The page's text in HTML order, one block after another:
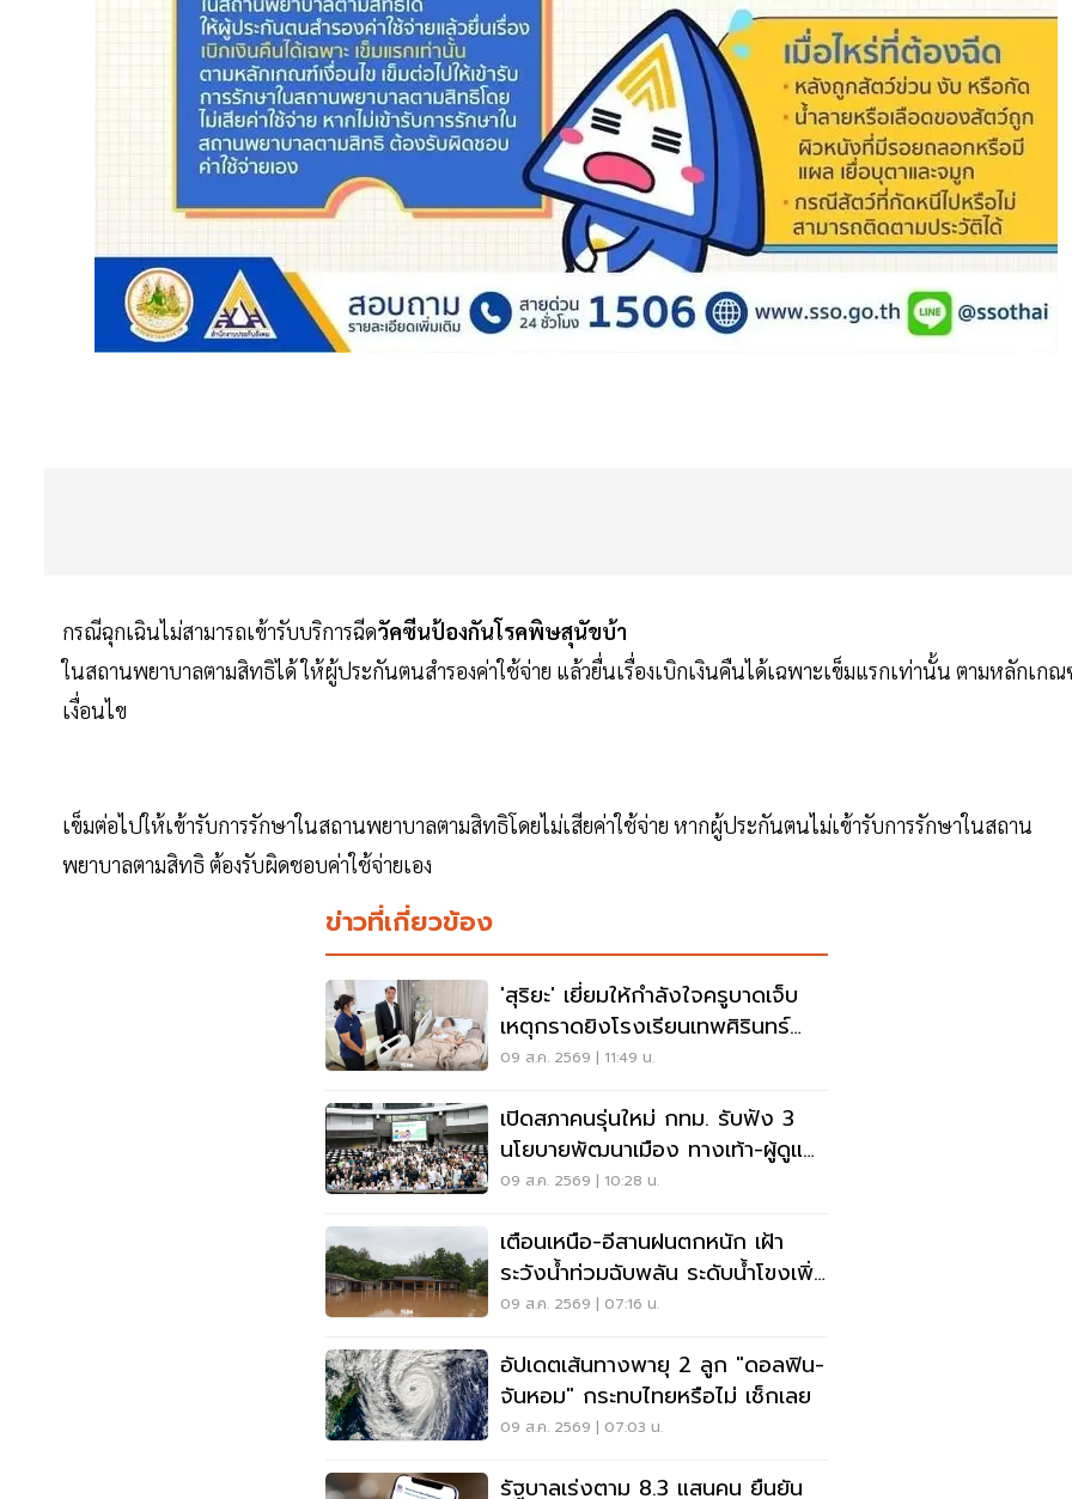
กรณีฉุกเฉินไม่สามารถเข้ารับบริการฉีดวัคซีนป้องกันโรคพิษสุนัขบ้า
ในสถานพยาบาลตามสิทธิได้ ให้ผู้ประกันตนสำรองค่าใช้จ่าย แล้วยื่นเรื่องเบิกเงินคืนได้เฉพาะเข็มแรกเท่านั้น ตามหลักเก
เงื่อนไข
เข็มต่อไปให้เข้ารับการรักษาในสถานพยาบาลตามสิทธิโดยไม่เสียค่าใช้จ่าย หากผู้ประกันตนไม่เข้ารับการรักษาในสถาน
พยาบาลตามสิทธิ ต้องรับผิดชอบค่าใช้จ่ายเอง
ข่าวที่เกี่ยวข้อง
'สุริยะ' เยี่ยมให้กำลังใจครูบาดเจ็บ
เหตุกราดยิงโรงเรียนเทพศิรินทร์
นนทบุรี
09 ส.ค. 2569 | 11:49 น.
เปิดสภาคนรุ่นใหม่ กทม. รับฟัง 3
นโยบายพัฒนาเมือง ทางเท้า-ผู้ดูแล
ออทิสติก-จักรยาน
09 ส.ค. 2569 | 10:28 น.
เตือนเหนือ-อีสานฝนตกหนัก เฝ้า
ระวังน้ำท่วมฉับพลัน ระดับน้ำโขงเพิ่ม
สูง
09 ส.ค. 2569 | 07:16 น.
อัปเดตเส้นทางพายุ 2 ลูก "ดอลฟิน-
จันหอม" กระทบไทยหรือไม่ เช็กเลย
09 ส.ค. 2569 | 07:03 น.
รัฐบาลเร่งตาม 8.3 แสนคน ยืนยัน